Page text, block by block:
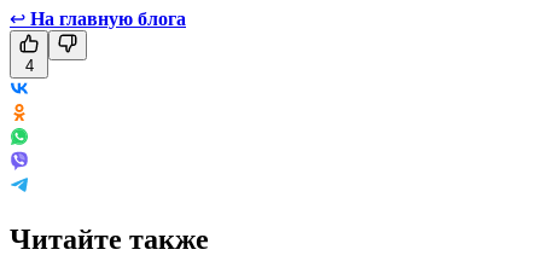
↩ На главную блога
4
Читайте также